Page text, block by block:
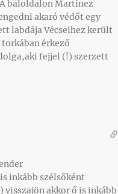
baloldalon Martinez
akaró védőt egy
labdája Vécseihez került
érkező
fejjel (!) szerzett
inkább szélsőként
visszajön akkor ő is inkább